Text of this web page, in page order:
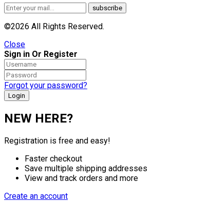
©2026 All Rights Reserved.
Close
Sign in Or Register
Forgot your password?
NEW HERE?
Registration is free and easy!
Faster checkout
Save multiple shipping addresses
View and track orders and more
Create an account